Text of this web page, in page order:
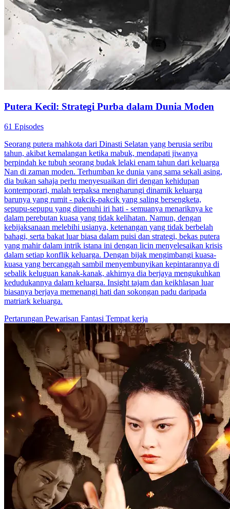
Cinta yang pahitRomansa Romansa Urban